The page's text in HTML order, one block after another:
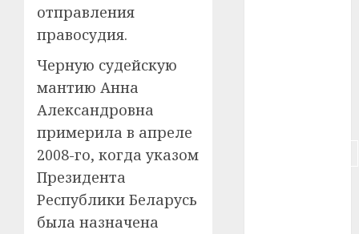
отправления
правосудия.
Черную судейскую
мантию Анна
Александровна
примерила в апреле
2008-го, когда указом
Президента
Республики Беларусь
была назначена